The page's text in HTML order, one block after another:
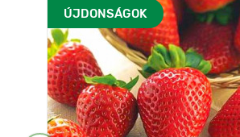
ÚJDONSÁGOK